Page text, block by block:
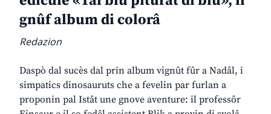
gnûf album di colorâ
Redazion
Daspò dal sucès dal prin album vignût fûr a Nadâl, i
simpatics dinosauruts che a fevelin par furlan a
proponin pal Istât une gnove aventure: il professôr